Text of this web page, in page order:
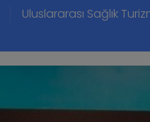
Uluslararası Sağlık